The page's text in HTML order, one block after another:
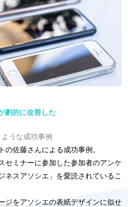
劇的に改善した
うな成功事例
佐藤さんによる成功事例。
セミナーに参加した参加者のアンケ
ネスアソシエ」を愛読されているこ
ジをアソシエの表紙デザインに似せ